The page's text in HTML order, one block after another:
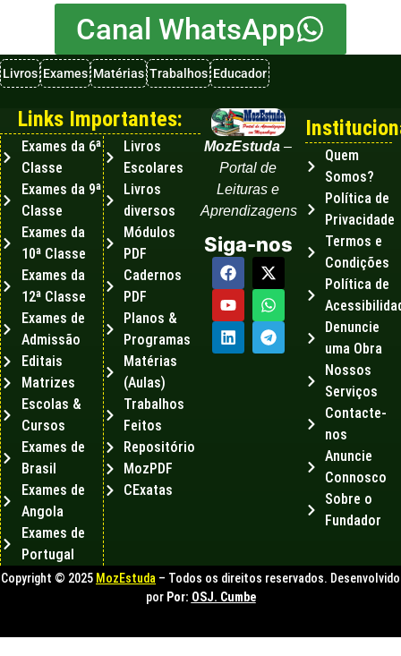
Canal WhatsApp
Livros Exames Matérias Trabalhos Educador
MozEstuda –
Portal de
Leituras e
Aprendizagens
Siga-nos
Quem
Somos?
Política de
Privacidade
Termos e
Condições
Política de
Denuncie
uma Obra
Nossos
Serviços
Contacte-
nos
Anuncie
Connosco
Sobre o
Fundador
Links Importantes:
Exames da 6ª
Classe
Exames da 9ª
Classe
Exames da
10ª Classe
Exames da
12ª Classe
Exames de
Admissão
Editais
Matrizes
Escolas &
Cursos
Exames de
Brasil
Exames de
Angola
Exames de
Portugal
Livros
Escolares
Livros
diversos
Módulos
PDF
Cadernos
PDF
Planos &
Programas
Matérias
(Aulas)
Trabalhos
Feitos
Repositório
MozPDF
CExatas
Copyright © 2025 MozEstuda – Todos os direitos reservados. Desenvolvido
por Por: OSJ. Cumbe